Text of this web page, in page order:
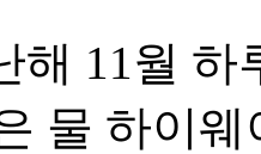
해 11월
물 하이